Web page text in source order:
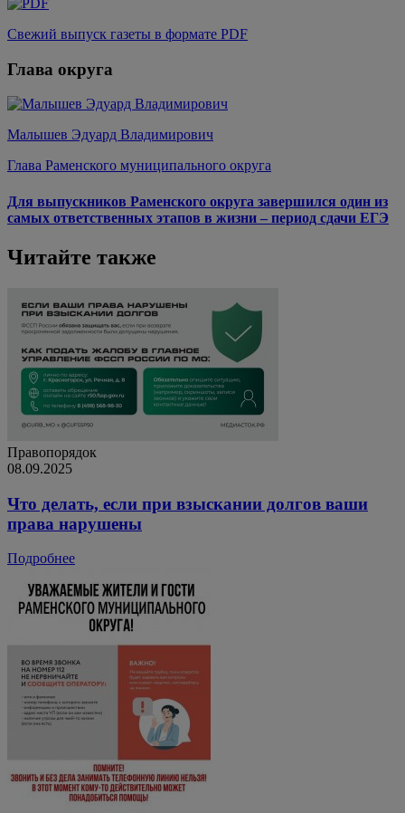
Свежий выпуск газеты в формате PDF
Глава округа
Малышев Эдуард Владимирович
Глава Раменского муниципального округа
Для выпускников Раменского округа завершился один из
самых ответственных этапов в жизни – период сдачи ЕГЭ
Читайте также
Правопорядок
08.09.2025
Что делать, если при взыскании долгов ваши
права нарушены
Подробнее